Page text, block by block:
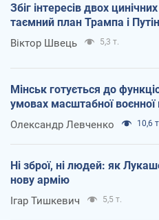
Збіг інтересів двох
таємний план Трампа і
Віктор Швець 5,3 т.
Мінськ готується до
умовах масштабної воєнної
Олександр Левченко 10,6
Ні зброї, ні людей: як
нову армію
Ігар Тишкевич 5,5 т.